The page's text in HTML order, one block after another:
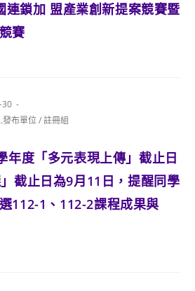
連鎖加 盟產業創新提案競賽暨
賽
30
發布單位/註冊組
年度「多元表現上傳」截止日
截止日為9月11日，提醒同學
112-1、112-2課程成果與